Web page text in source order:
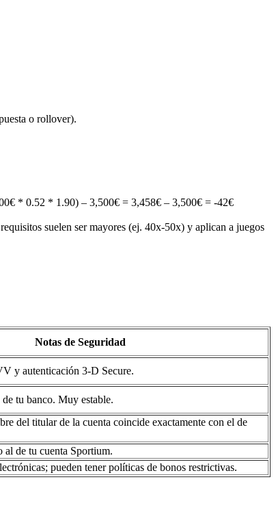
o rollover).
* 0.52 * 1.90) – 3,500€ = 3,458€ – 3,500€ = -42€
suelen ser mayores (ej. 40x-50x) y aplican a juegos
Notas de Seguridad
y autenticación 3-D Secure.
tu banco. Muy estable.
del titular de la cuenta coincide exactamente con el de
de tu cuenta Sportium.
pueden tener políticas de bonos restrictivas.